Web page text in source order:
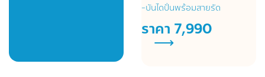
-บันไดปั่นพร้อมสายรัด
ราคา 7,990
⟶